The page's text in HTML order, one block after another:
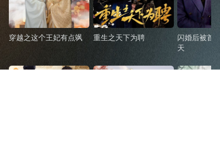
穿越之这个王妃有点飒 重生之天下为聘
闪婚后被首
天